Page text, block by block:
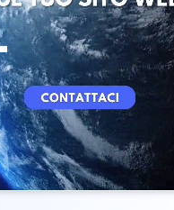
fattoria: cosa dicono i
dati italiani nel 2025